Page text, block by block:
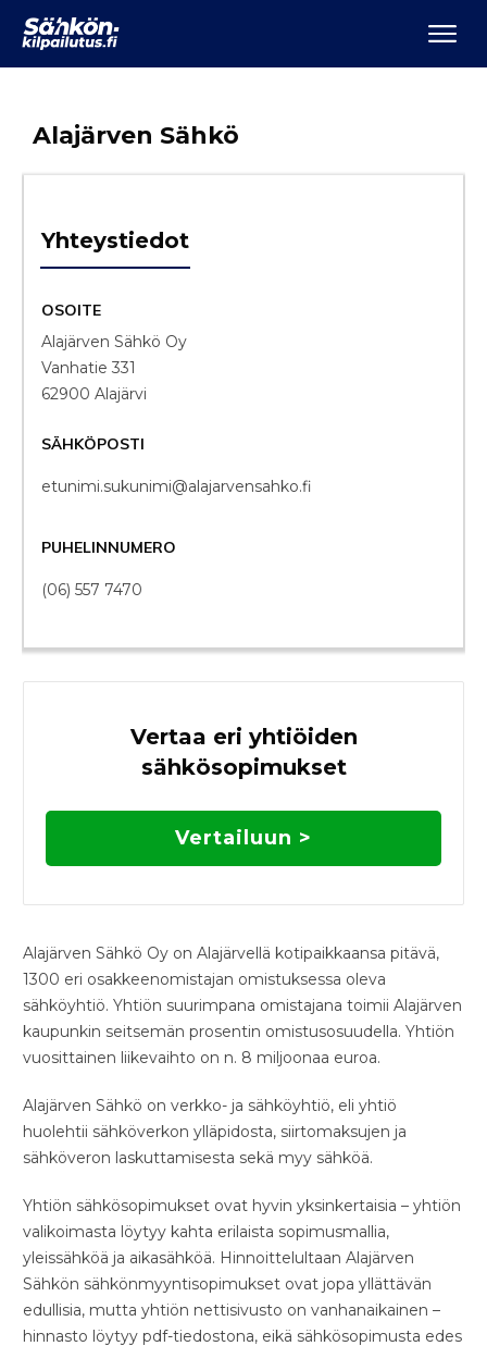
Alajärven Sähkö
Yhteystiedot
OSOITE
Alajärven Sähkö Oy
Vanhatie 331
62900 Alajärvi
SÄHKÖPOSTI
etunimi.sukunimi@alajarvensahko.fi
PUHELINNUMERO
(06) 557 7470
Vertaa eri yhtiöiden
sähkösopimukset
Vertailuun >
Alajärven Sähkö Oy on Alajärvellä kotipaikkaansa pitävä,
1300 eri osakkeenomistajan omistuksessa oleva
sähköyhtiö. Yhtiön suurimpana omistajana toimii Alajärven
kaupunkin seitsemän prosentin omistusosuudella. Yhtiön
vuosittainen liikevaihto on n. 8 miljoonaa euroa.
Alajärven Sähkö on verkko- ja sähköyhtiö, eli yhtiö
huolehtii sähköverkon ylläpidosta, siirtomaksujen ja
sähköveron laskuttamisesta sekä myy sähköä.
Yhtiön sähkösopimukset ovat hyvin yksinkertaisia – yhtiön
valikoimasta löytyy kahta erilaista sopimusmallia,
yleissähköä ja aikasähköä. Hinnoittelultaan Alajärven
Sähkön sähkönmyyntisopimukset ovat jopa yllättävän
edullisia, mutta yhtiön nettisivusto on vanhanaikainen –
hinnasto löytyy pdf-tiedostona, eikä sähkösopimusta edes